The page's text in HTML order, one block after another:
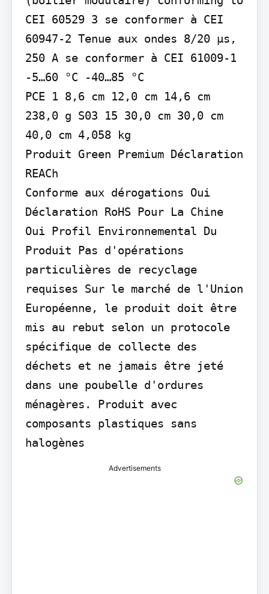
CEI 60529 3 se conformer à CEI
60947-2 Tenue aux ondes 8/20 µs,
250 A se conformer à CEI 61009-1
-5…60 °C -40…85 °C
PCE 1 8,6 cm 12,0 cm 14,6 cm
238,0 g S03 15 30,0 cm 30,0 cm
40,0 cm 4,058 kg
Produit Green Premium Déclaration
REACh
Conforme aux dérogations Oui
Déclaration RoHS Pour La Chine
Oui Profil Environnemental Du
Produit Pas d'opérations
particulières de recyclage
requises Sur le marché de l'Union
Européenne, le produit doit être
mis au rebut selon un protocole
spécifique de collecte des
déchets et ne jamais être jeté
dans une poubelle d'ordures
ménagères. Produit avec
composants plastiques sans
halogènes
Advertisements